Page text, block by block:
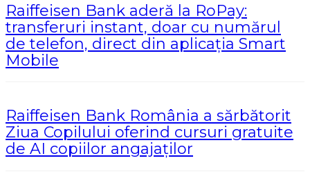
Raiffeisen Bank aderă la RoPay:
transferuri instant, doar cu numărul
de telefon, direct din aplicația Smart
Mobile
Raiffeisen Bank România a sărbătorit
Ziua Copilului oferind cursuri gratuite
de AI copiilor angajaților